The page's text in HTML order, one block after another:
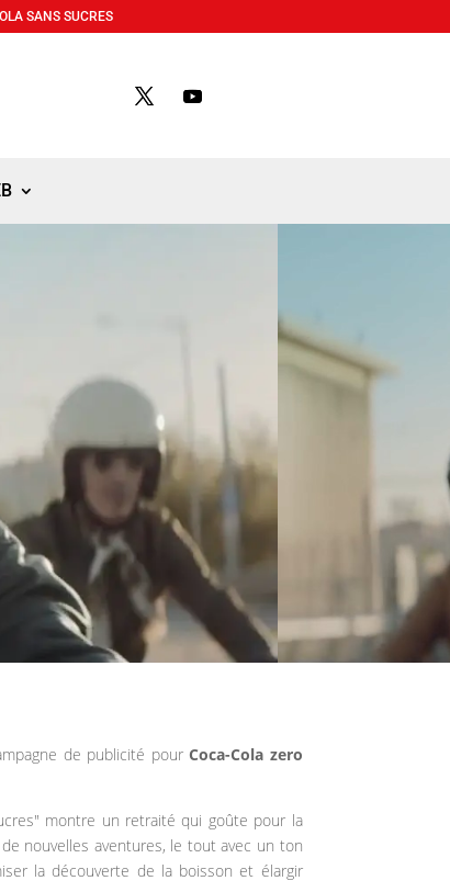
SANS SUCRES
de publicité pourCoca-Cola zero
montre un retraité qui goûte pour la
nouvelles aventures, le tout avec un ton
la découverte de la boisson et élargir